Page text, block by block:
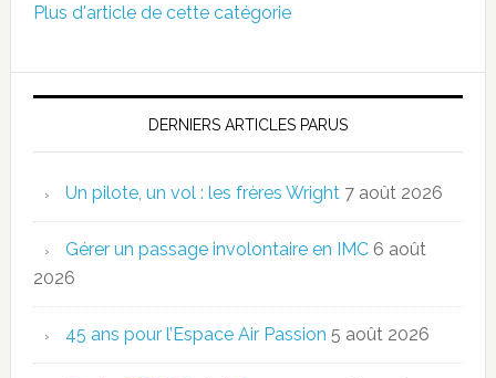
Plus d'article de cette catégorie
DERNIERS ARTICLES PARUS
Un pilote, un vol : les frères Wright 7 août 2026
Gérer un passage involontaire en IMC 6 août
2026
45 ans pour l’Espace Air Passion 5 août 2026